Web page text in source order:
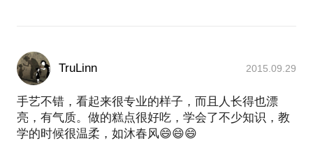
TruLinn 2015.09.29
手艺不错，看起来很专业的样子，而且人长得也漂
亮，有气质。做的糕点很好吃，学会了不少知识，教
学的时候很温柔，如沐春风😄😄😄